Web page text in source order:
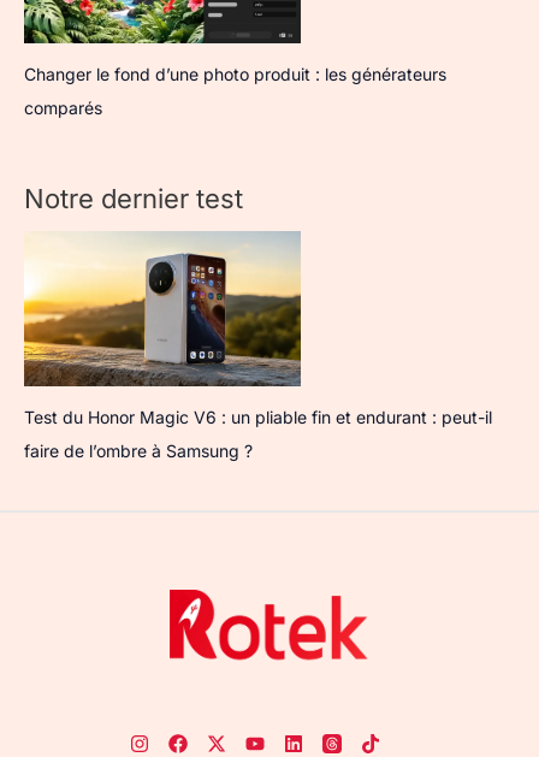
Changer le fond d’une photo produit : les générateurs
comparés
Notre dernier test
Test du Honor Magic V6 : un pliable fin et endurant : peut-il
faire de l’ombre à Samsung ?